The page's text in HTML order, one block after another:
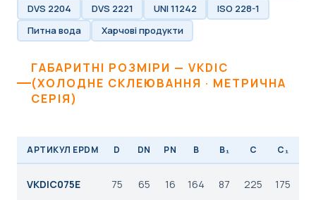
DVS 2204
DVS 2221 UNI 11242
ISO 228-1
Питна вода
Харчові продукти
ГАБАРИТНІ РОЗМІРИ — VKDIC
(ХОЛОДНЕ СКЛЕЮВАННЯ · МЕТРИЧНА
СЕРІЯ)
АРТИКУЛ EPDM D DN PN B B₁ C C₁
VKDIC075E 75 65 16 164 87 225 175